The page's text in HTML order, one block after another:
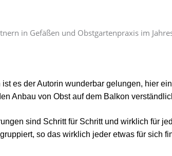
in Gefäßen und Obstgartenpraxis im
es der Autorin wunderbar gelungen, hier
Anbau von Obst auf dem Balkon
sind Schritt für Schritt und wirklich für
so das wirklich jeder etwas für sich